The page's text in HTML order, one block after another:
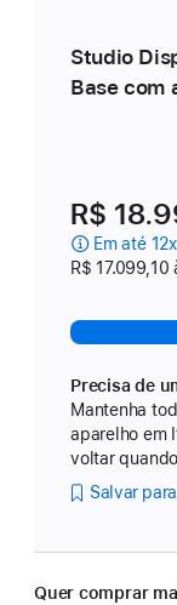
Studio
Base com
R$
Em até
R$
Precisa de
Mantenha
aparelho em
voltar
Salvar
Quer comprar